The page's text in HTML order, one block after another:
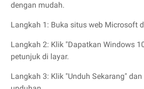
dengan mudah.
Langkah 1: Buka situs web Microsoft
Langkah 2: Klik "Dapatkan Windows
petunjuk di layar.
Langkah 3: Klik "Unduh Sekarang"